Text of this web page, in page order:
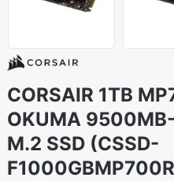
CORSAIR 1TB
OKUMA
M.2 SSD (CSSD-